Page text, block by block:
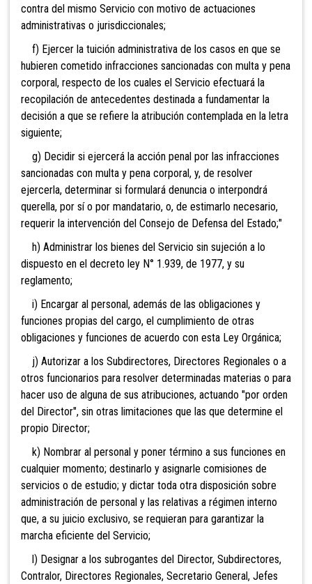
contra del mismo Servicio con motivo de actuaciones
administrativas o jurisdiccionales;
f) Ejercer la tuición administrativa de los casos en que se
hubieren cometido infracciones sancionadas con multa y pena
corporal, respecto de los cuales el Servicio efectuará la
recopilación de antecedentes destinada a fundamentar la
decisión a que se refiere la atribución contemplada en la letra
siguiente;
g) Decidir si ejercerá la acción penal por las infracciones
sancionadas con multa y pena corporal, y, de resolver
ejercerla, determinar si formulará denuncia o interpondrá
querella, por sí o por mandatario, o, de estimarlo necesario,
requerir la intervención del Consejo de Defensa del Estado;"
h) Administrar los bienes del Servicio sin sujeción a lo
dispuesto en el decreto ley N° 1.939, de 1977, y su
reglamento;
i) Encargar al personal, además de las obligaciones y
funciones propias del cargo, el cumplimiento de otras
obligaciones y funciones de acuerdo con esta Ley Orgánica;
j) Autorizar a los Subdirectores, Directores Regionales o a
otros funcionarios para resolver determinadas materias o para
hacer uso de alguna de sus atribuciones, actuando "por orden
del Director", sin otras limitaciones que las que determine el
propio Director;
k) Nombrar al personal y poner término a sus funciones en
cualquier momento; destinarlo y asignarle comisiones de
servicios o de estudio; y dictar toda otra disposición sobre
administración de personal y las relativas a régimen interno
que, a su juicio exclusivo, se requieran para garantizar la
marcha eficiente del Servicio;
l) Designar a los subrogantes del Director, Subdirectores,
Contralor, Directores Regionales, Secretario General, Jefes